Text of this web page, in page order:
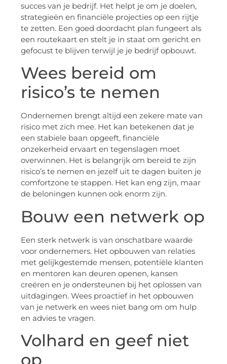
succes van je bedrijf. Het helpt je om je doelen,
strategieën en financiële projecties op een rijtje
te zetten. Een goed doordacht plan fungeert als
een routekaart en stelt je in staat om gericht en
gefocust te blijven terwijl je je bedrijf opbouwt.
Wees bereid om
risico’s te nemen
Ondernemen brengt altijd een zekere mate van
risico met zich mee. Het kan betekenen dat je
een stabiele baan opgeeft, financiële
onzekerheid ervaart en tegenslagen moet
overwinnen. Het is belangrijk om bereid te zijn
risico’s te nemen en jezelf uit te dagen buiten je
comfortzone te stappen. Het kan eng zijn, maar
de beloningen kunnen ook enorm zijn.
Bouw een netwerk op
Een sterk netwerk is van onschatbare waarde
voor ondernemers. Het opbouwen van relaties
met gelijkgestemde mensen, potentiële klanten
en mentoren kan deuren openen, kansen
creëren en je ondersteunen bij het oplossen van
uitdagingen. Wees proactief in het opbouwen
van je netwerk en wees niet bang om om hulp
en advies te vragen.
Volhard en geef niet
op